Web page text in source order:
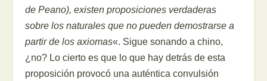
de Peano), existen proposiciones verdaderas
sobre los naturales que no pueden demostrarse a
partir de los axiomas«. Sigue sonando a chino,
¿no? Lo cierto es que lo que hay detrás de esta
proposición provocó una auténtica convulsión